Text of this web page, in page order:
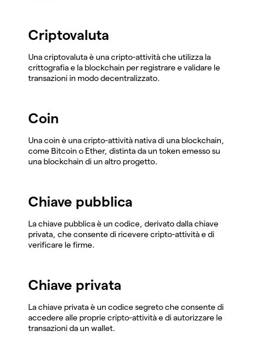
Criptovaluta
Una criptovaluta è una cripto-attività che utilizza la
crittografia e la blockchain per registrare e validare le
transazioni in modo decentralizzato.
Coin
Una coin è una cripto-attività nativa di una blockchain,
come Bitcoin o Ether, distinta da un token emesso su
una blockchain di un altro progetto.
Chiave pubblica
La chiave pubblica è un codice, derivato dalla chiave
privata, che consente di ricevere cripto-attività e di
verificare le firme.
Chiave privata
La chiave privata è un codice segreto che consente di
accedere alle proprie cripto-attività e di autorizzare le
transazioni da un wallet.